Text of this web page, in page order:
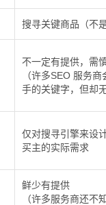
搜寻关键商品（不
不一定有提供，需
（许多SEO 服务
手的关键字，但却
仅对搜寻引擎来设
买主的实际需求
鲜少有提供
（许多服务商还不